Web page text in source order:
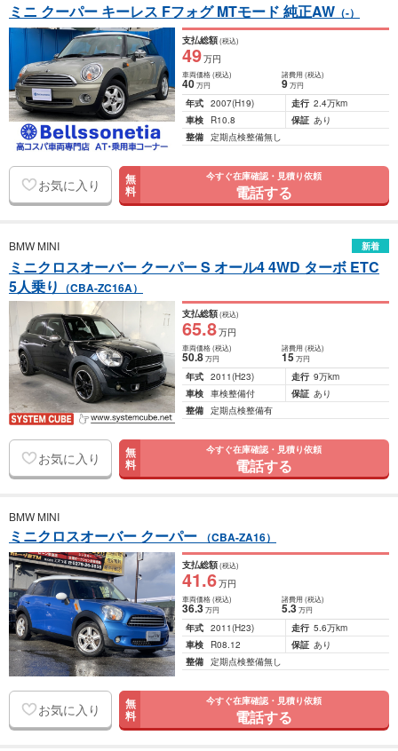
ミニ クーパー キーレス Fフォグ MTモード 純正AW （-）
支払総額(税込)
49万円
車両価格(税込)
40万円
諸費用 (税込)
9 万円
年式 2007(H19) 走行 2.4万km
車検
R10.8 保証 あり
整備 定期点検整備無し
お気に入り 無
料
今すぐ在庫確認・見積り依頼
電話する
BMW MINI 新着
ミニクロスオーバー クーパー S オール4 4WD ターボ ETC
5人乗り （CBA-ZC16A）
支払総額(税込)
65.8万円
車両価格(税込)
50.8万円
諸費用 (税込)
15 万円
年式 2011(H23) 走行 9万km
車検 車検整備付 保証 あり
整備 定期点検整備有
お気に入り 無
料
今すぐ在庫確認・見積り依頼
電話する
BMW MINI
ミニクロスオーバー クーパー （CBA-ZA16）
支払総額(税込)
41.6万円
車両価格(税込)
36.3万円
諸費用 (税込)
5.3 万円
年式 2011(H23) 走行 5.6万km
車検
R08.12 保証 あり
整備 定期点検整備無し
お気に入り 無
料
今すぐ在庫確認・見積り依頼
電話する